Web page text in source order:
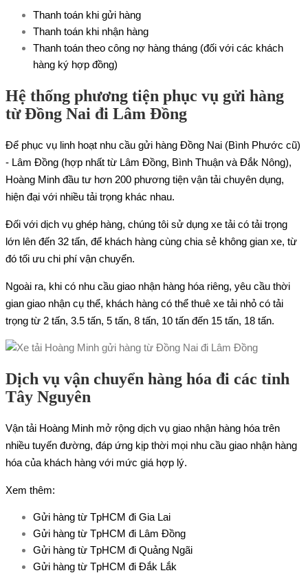
Thanh toán khi gửi hàng
Thanh toán khi nhận hàng
Thanh toán theo công nợ hàng tháng (đối với các khách
hàng ký hợp đồng)
Hệ thống phương tiện phục vụ gửi hàng
từ Đồng Nai đi Lâm Đồng
Để phục vụ linh hoạt nhu cầu gửi hàng Đồng Nai (Bình Phước cũ)
- Lâm Đồng (hợp nhất từ Lâm Đồng, Bình Thuận và Đắk Nông),
Hoàng Minh đầu tư hơn 200 phương tiện vận tải chuyên dụng,
hiện đại với nhiều tải trọng khác nhau.
Đối với dịch vụ ghép hàng, chúng tôi sử dụng xe tải có tải trọng
lớn lên đến 32 tấn, để khách hàng cùng chia sẻ không gian xe, từ
đó tối ưu chi phí vận chuyển.
Ngoài ra, khi có nhu cầu giao nhận hàng hóa riêng, yêu cầu thời
gian giao nhận cụ thể, khách hàng có thể thuê xe tải nhỏ có tải
trọng từ 2 tấn, 3.5 tấn, 5 tấn, 8 tấn, 10 tấn đến 15 tấn, 18 tấn.
Dịch vụ vận chuyển hàng hóa đi các tỉnh
Tây Nguyên
Vận tải Hoàng Minh mở rộng dịch vụ giao nhận hàng hóa trên
nhiều tuyến đường, đáp ứng kịp thời mọi nhu cầu giao nhận hàng
hóa của khách hàng với mức giá hợp lý.
Xem thêm:
Gửi hàng từ TpHCM đi Gia Lai
Gửi hàng từ TpHCM đi Lâm Đồng
Gửi hàng từ TpHCM đi Quảng Ngãi
Gửi hàng từ TpHCM đi Đắk Lắk